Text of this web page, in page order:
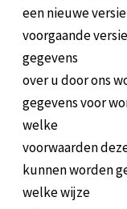
een nieuwe
voorgaande
gegevens
over u door ons
gegevens voor
welke
voorwaarden
kunnen worden
welke wijze